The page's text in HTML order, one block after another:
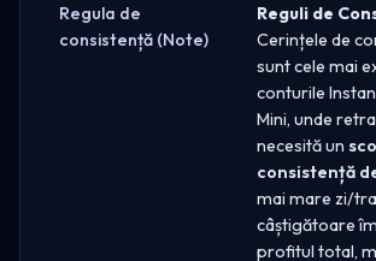
Regula de
consistență (Note)
Reguli de
Cerințele de
sunt cele mai
conturile
Mini, unde
necesită un
consistență
mai mare zi/
câștigătoare
profitul total,